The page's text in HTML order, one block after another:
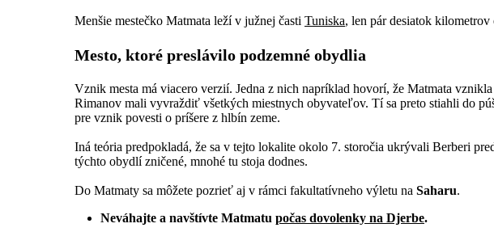
Menšie mestečko Matmata leží v južnej časti Tuniska, len pár desiatok kilometrov
Mesto, ktoré preslávilo podzemné obydlia
Vznik mesta má viacero verzií. Jedna z nich napríklad hovorí, že Matmata vznikla
Rimanov mali vyvraždiť všetkých miestnych obyvateľov. Tí sa preto stiahli do
pre vznik povesti o príšere z hlbín zeme.
Iná teória predpokladá, že sa v tejto lokalite okolo 7. storočia ukrývali Berberi
týchto obydlí zničené, mnohé tu stoja dodnes.
Do Matmaty sa môžete pozrieť aj v rámci fakultatívneho výletu na Saharu.
Neváhajte a navštívte Matmatu počas dovolenky na Djerbe.